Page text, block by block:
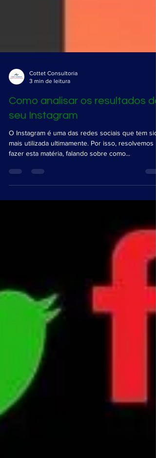
3 min de leitura
Como analisar os resultados do
seu Instagram
O Instagram é uma das redes sociais que tem
mais utilizada ultimamente. Por isso, resolvemos
fazer esta matéria, falando sobre como...